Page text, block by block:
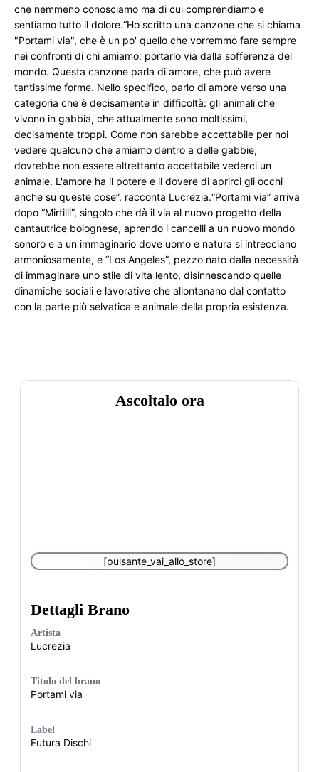
che nemmeno conosciamo ma di cui comprendiamo e
sentiamo tutto il dolore.“Ho scritto una canzone che si chiama
"Portami via", che è un po' quello che vorremmo fare sempre
nei confronti di chi amiamo: portarlo via dalla sofferenza del
mondo. Questa canzone parla di amore, che può avere
tantissime forme. Nello specifico, parlo di amore verso una
categoria che è decisamente in difficoltà: gli animali che
vivono in gabbia, che attualmente sono moltissimi,
decisamente troppi. Come non sarebbe accettabile per noi
vedere qualcuno che amiamo dentro a delle gabbie,
dovrebbe non essere altrettanto accettabile vederci un
animale. L'amore ha il potere e il dovere di aprirci gli occhi
anche su queste cose”, racconta Lucrezia.“Portami via” arriva
dopo “Mirtilli”, singolo che dà il via al nuovo progetto della
cantautrice bolognese, aprendo i cancelli a un nuovo mondo
sonoro e a un immaginario dove uomo e natura si intrecciano
armoniosamente, e “Los Angeles”, pezzo nato dalla necessità
di immaginare uno stile di vita lento, disinnescando quelle
dinamiche sociali e lavorative che allontanano dal contatto
con la parte più selvatica e animale della propria esistenza.
Ascoltalo ora
[pulsante_vai_allo_store]
Dettagli Brano
Artista
Lucrezia
Titolo del brano
Portami via
Label
Futura Dischi